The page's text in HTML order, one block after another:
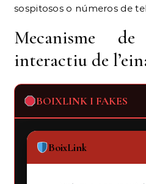
sospitosos o números de
Mecanisme de
interactiu de
BOIXLINK I FAKES
BoixLink